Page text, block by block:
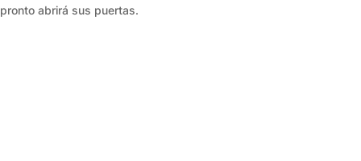
pronto abrirá sus puertas.